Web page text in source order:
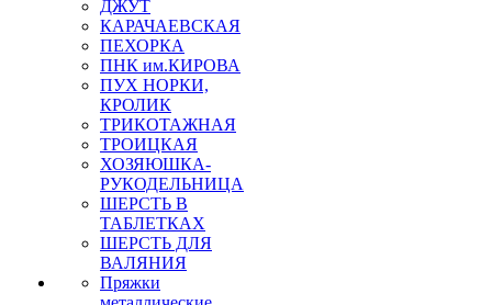
ДЖУТ
КАРАЧАЕВСКАЯ
ПЕХОРКА
ПНК им.КИРОВА
ПУХ НОРКИ,
КРОЛИК
ТРИКОТАЖНАЯ
ТРОИЦКАЯ
ХОЗЯЮШКА-
РУКОДЕЛЬНИЦА
ШЕРСТЬ В
ТАБЛЕТКАХ
ШЕРСТЬ ДЛЯ
ВАЛЯНИЯ
Пряжки